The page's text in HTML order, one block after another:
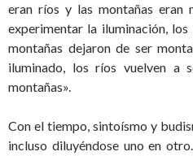
eran ríos y las montañas eran
experimentar la iluminación,
montañas dejaron de ser
iluminado, los ríos vuelven a
montañas».
Con el tiempo, sintoísmo y
incluso diluyéndose uno en